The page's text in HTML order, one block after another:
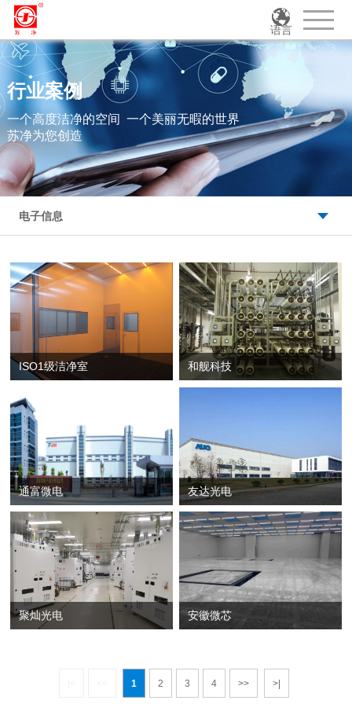
语言
行业案例
一个高度洁净的空间 一个美丽无暇的世界
苏净为您创造
电子信息
ISO1级洁净室 和舰科技
通富微电 友达光电
聚灿光电 安徽微芯
1 2 3 4 >> >|